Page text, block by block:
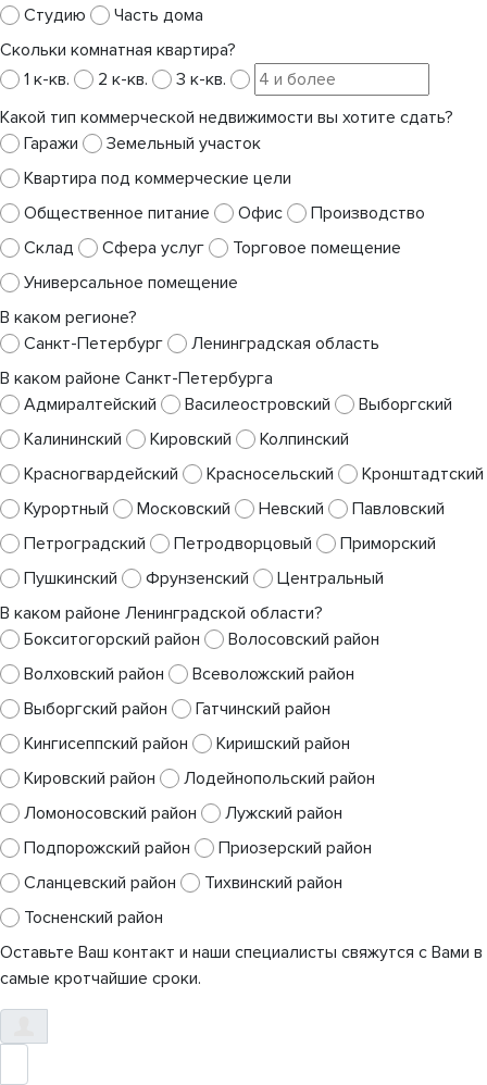
Студию
Часть дома
Скольки комнатная квартира?
1 к-кв.
2 к-кв.
3 к-кв.
Какой тип коммерческой недвижимости вы хотите сдать?
Гаражи
Земельный участок
Квартира под коммерческие цели
Общественное питание
Офис
Производство
Склад
Сфера услуг
Торговое помещение
Универсальное помещение
В каком регионе?
Санкт-Петербург
Ленинградская область
В каком районе Санкт-Петербурга
Адмиралтейский
Василеостровский
Выборгский
Калининский
Кировский
Колпинский
Красногвардейский
Красносельский
Кронштадтский
Курортный
Московский Невский
Павловский
Петроградский
Петродворцовый
Приморский
Пушкинский
Фрунзенский
Центральный
В каком районе Ленинградской области?
Бокситогорский район
Волосовский район
Волховский район
Всеволожский район
Выборгский район
Гатчинский район
Кингисеппский район
Киришский район
Кировский район
Лодейнопольский район
Ломоносовский район
Лужский район
Подпорожский район
Приозерский район
Сланцевский район
Тихвинский район
Тосненский район
Оставьте Ваш контакт и наши специалисты свяжутся с Вами в
самые кротчайшие сроки.